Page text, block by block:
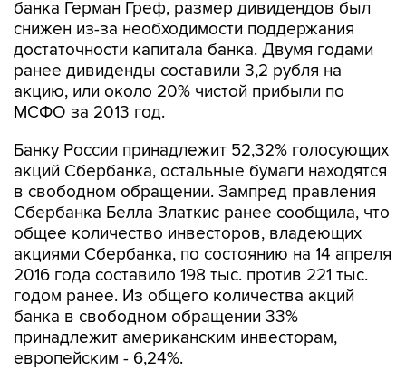
банка Герман Греф, размер дивидендов был
снижен из-за необходимости поддержания
достаточности капитала банка. Двумя годами
ранее дивиденды составили 3,2 рубля на
акцию, или около 20% чистой прибыли по
МСФО за 2013 год.
Банку России принадлежит 52,32% голосующих
акций Сбербанка, остальные бумаги находятся
в свободном обращении. Зампред правления
Сбербанка Белла Златкис ранее сообщила, что
общее количество инвесторов, владеющих
акциями Сбербанка, по состоянию на 14 апреля
2016 года составило 198 тыс. против 221 тыс.
годом ранее. Из общего количества акций
банка в свободном обращении 33%
принадлежит американским инвесторам,
европейским - 6,24%.